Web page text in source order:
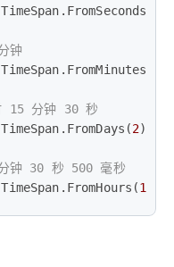
钟
15 分钟 30 秒
2) +
钟 30 秒 500 毫秒
1